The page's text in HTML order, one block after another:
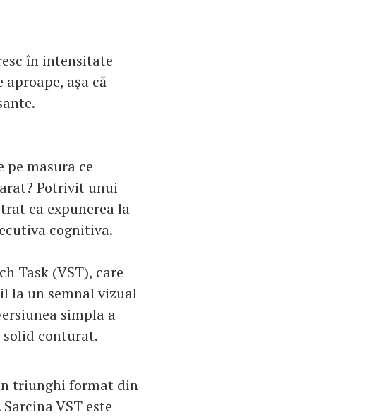
în intensitate
așa că
masura ce
Potrivit unui
ca expunerea la
cognitiva.
Task (VST), care
la un semnal vizual
simpla a
conturat.
triunghi format din
VST este